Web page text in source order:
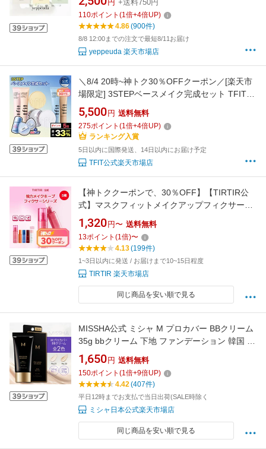
正規輸入品
円 +送料750円
110ポイント (1倍+4倍UP)
4.86(900件)
8/8 12:00までの注文で最短8/11お届け
yeppeuda 楽天市場店
＼8/4 20時~神トク30％OFFクーポン／[楽天市
場限定] 3STEPベースメイク完成セット TFITベ
ースメイクセット BBクリーム 化粧下地 フェイ
スパウダー 高カバー 毛穴カバー 崩れにくい テ
カリ防止 UVカット トーンアップ 高密着 さら
5,500 円 送料無料
275ポイント (1倍+4倍UP)
ランキング入賞
5日以内に国際発送、14日以内にお届け予定
TFIT公式楽天市場店
【神トククーポンで、30％OFF】【TIRTIR公
式】マスクフィットメイクアップフィクサー
80ml 5種 フィクサー メイクキープスプレー メ
イクキープミスト 化粧水ミスト 化粧崩れ防止
崩れない 崩れにくい ウォータープルーフ 毛穴
マスクにつきにくい 韓国コスメ ティルティル
1,320 円〜 送料無料
13ポイント (1倍)〜
4.13(199件)
1~3日以内に発送 / お届けまで10~15日程度
TIRTIR 楽天市場店
同じ商品を安い順で見る
MISSHA公式 ミシャ M プロカバー BBクリーム
35g bbクリーム 下地 ファンデーション 韓国 カ
バー力 毛穴カバー 日焼け止め 敏感肌 spf42
1,650 円 送料無料
150ポイント (1倍+9倍UP)
4.42(407件)
平日12時までお支払で当日出荷(SALE時除く
ミシャ日本公式楽天市場店
同じ商品を安い順で見る